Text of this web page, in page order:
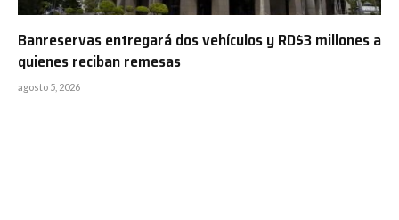
Banreservas entregará dos vehículos y RD$3 millones a
quienes reciban remesas
agosto 5, 2026